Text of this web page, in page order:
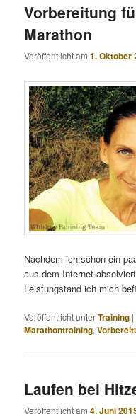
Vorbereitung
Marathon
Veröffentlicht am1. Oktober
Nachdem ich schon ein
aus dem Internet
Leistungstand ich mich
Veröffentlicht unterTraining |
Marathontraining,
Laufen bei
Veröffentlicht am4. Juni